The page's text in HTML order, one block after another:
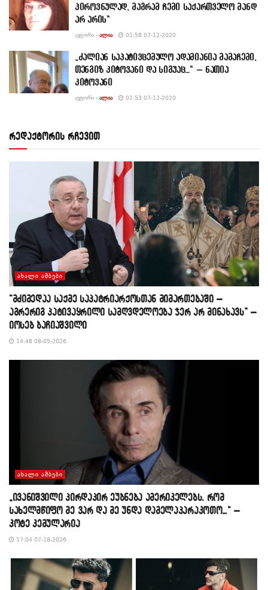
პიროვნულად, მაგრამ ჩემი საქართველო მანდ
არ არის“
ᲐᲕᲢᲝᲠᲘ - ᲐᲚᲘᲐ 01:58 07-12-2020
„ძალიან საპატივცემულო ადამიანია მამაჩემი,
თენგიზ კიტოვანი და სიგუაც…“ – ნათია
კიტოვანი
ᲐᲕᲢᲝᲠᲘ - ᲐᲚᲘᲐ 01:53 07-12-2020
რედაქტორის რჩევით
ᲐᲮᲐᲚᲘ ᲐᲛᲑᲔᲑᲘ
“მძიმედაა საქმე საპატრიარქოსთან მიმართებაში –
აგრერიგ პატივაყრილი სამღვდელოება ჯერ არ მინახავს” –
იოსებ ბაჩიაშვილი
14:48 08-05-2026
ᲐᲮᲐᲚᲘ ᲐᲛᲑᲔᲑᲘ
„ივანიშვილი პირდაპირ ეუბნება ამერიკელებს, რომ
სახელმწიფო მე ვარ და მე უნდა დამელაპარაკოთო…“ –
კოტე კემულარია
17:04 07-18-2026